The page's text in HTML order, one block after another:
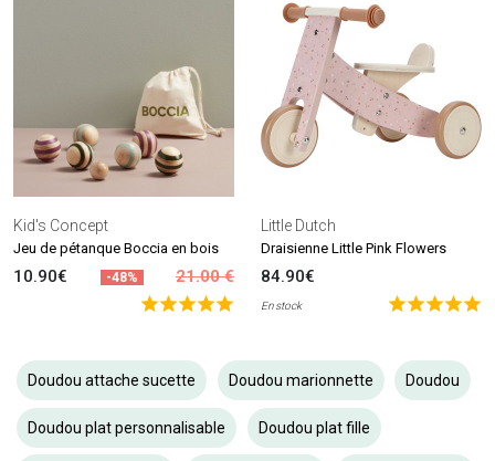
Kid's Concept
Jeu de pétanque Boccia en bois
10.90€ -48% 21.00 €
Little Dutch
Draisienne Little Pink Flowers
84.90€
En stock
Doudou attache sucette Doudou marionnette Doudou
Doudou plat personnalisable Doudou plat fille